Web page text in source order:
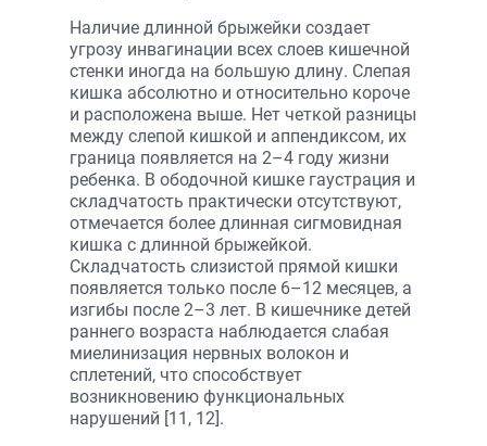
Наличие длинной брыжейки создает
угрозу инвагинации всех слоев кишечной
стенки иногда на большую длину. Слепая
кишка абсолютно и относительно короче
и расположена выше. Нет четкой разницы
между слепой кишкой и аппендиксом, их
граница появляется на 2–4 году жизни
ребенка. В ободочной кишке гаустрация и
складчатость практически отсутствуют,
отмечается более длинная сигмовидная
кишка с длинной брыжейкой.
Складчатость слизистой прямой кишки
появляется только после 6–12 месяцев, а
изгибы после 2–3 лет. В кишечнике детей
раннего возраста наблюдается слабая
миелинизация нервных волокон и
сплетений, что способствует
возникновению функциональных
нарушений [11, 12].